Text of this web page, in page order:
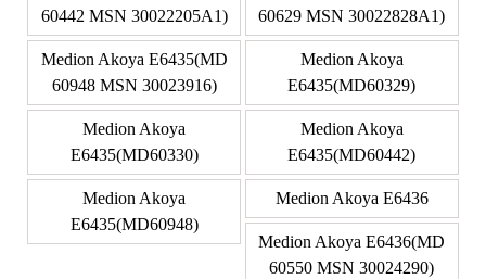
60442 MSN 30022205A1)
60629 MSN 30022828A1)
Medion Akoya E6435(MD
60948 MSN 30023916)
Medion Akoya
E6435(MD60329)
Medion Akoya
E6435(MD60330)
Medion Akoya
E6435(MD60442)
Medion Akoya
E6435(MD60948)
Medion Akoya E6436
Medion Akoya E6436(MD
60550 MSN 30024290)